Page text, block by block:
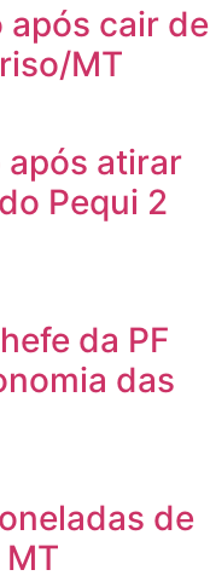
após cair de
MT
após atirar
Pequi 2
da PF
das
de